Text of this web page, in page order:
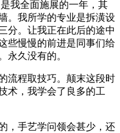
我全面施展的一年，其
。我所学的专业是拆潢设
分。让我正在此后的途中
些慢慢的前进是同事们给
永久没有的。
程取技巧。颠末这段时
术，我学会了良多的工
手艺学问领会甚少，还